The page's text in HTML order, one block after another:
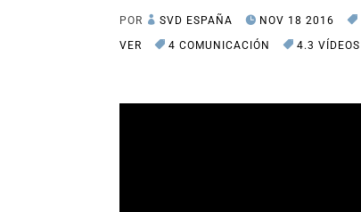
POR SVD ESPAÑA NOV 18 2016
VER
4 COMUNICACIÓN 4.3 VÍDEOS